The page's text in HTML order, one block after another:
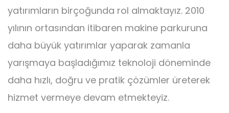
yatırımların birçoğunda rol almaktayız. 2010
yılının ortasından itibaren makine parkuruna
daha büyük yatırımlar yaparak zamanla
yarışmaya başladığımız teknoloji döneminde
daha hızlı, doğru ve pratik çözümler üreterek
hizmet vermeye devam etmekteyiz.